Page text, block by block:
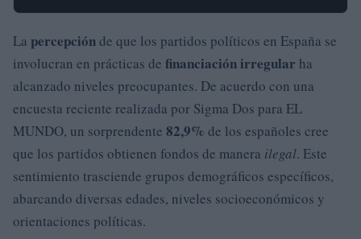
La percepciónde que los partidos políticos en España se
involucran en prácticas de financiación irregular ha
alcanzado niveles preocupantes. De acuerdo con una
encuesta reciente realizada por Sigma Dos para EL
MUNDO, un sorprendente 82,9% de los españoles cree
que los partidos obtienen fondos de manera ilegal. Este
sentimiento trasciende grupos demográficos específicos,
abarcando diversas edades, niveles socioeconómicos y
orientaciones políticas.